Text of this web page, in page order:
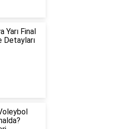
Yarı Final
Detayları